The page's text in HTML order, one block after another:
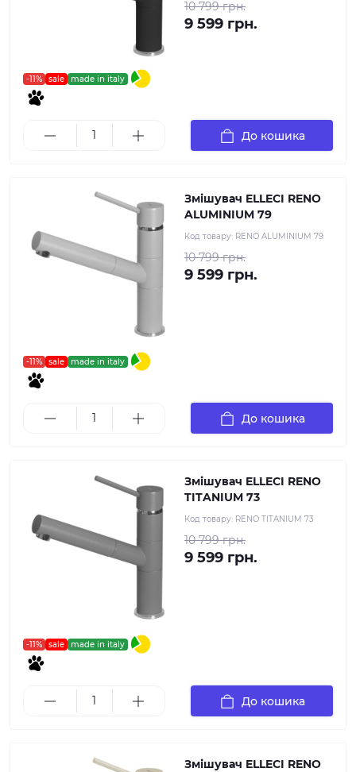
-11% sale made in italy
10 799 грн.
9 599 грн.
До кошика
-11% sale made in italy
Змішувач ELLECI RENO
ALUMINIUM 79
Код товару: RENO ALUMINIUM 79
10 799 грн.
9 599 грн.
До кошика
-11% sale made in italy
Змішувач ELLECI RENO
TITANIUM 73
Код товару: RENO TITANIUM 73
10 799 грн.
9 599 грн.
До кошика
Змішувач ELLECI RENO